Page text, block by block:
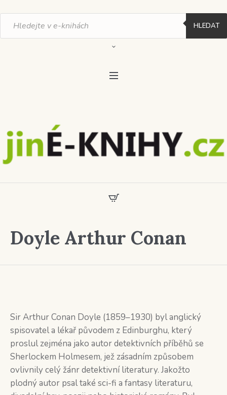
Products
search HLEDAT
Doyle Arthur Conan
Sir Arthur Conan Doyle (1859–1930) byl anglický
spisovatel a lékař původem z Edinburghu, který
proslul zejména jako autor detektivních příběhů se
Sherlockem Holmesem, jež zásadním způsobem
ovlivnily celý žánr detektivní literatury. Jakožto
plodný autor psal také sci-fi a fantasy literaturu,